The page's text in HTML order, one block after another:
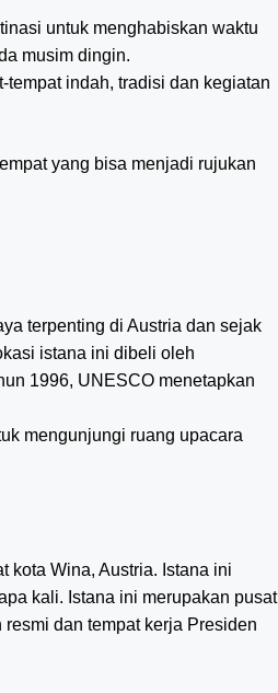
untuk menghabiskan waktu
musim dingin.
indah, tradisi dan kegiatan
yang bisa menjadi rujukan
terpenting di Austria dan sejak
istana ini dibeli oleh
1996, UNESCO menetapkan
mengunjungi ruang upacara
kota Wina, Austria. Istana ini
kali. Istana ini merupakan pusat
dan tempat kerja Presiden